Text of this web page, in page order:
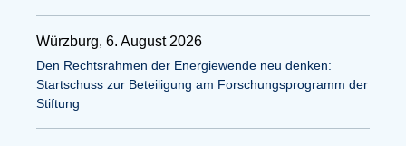
Würzburg, 6. August 2026
Den Rechtsrahmen der Energiewende neu denken:
Startschuss zur Beteiligung am Forschungsprogramm der
Stiftung